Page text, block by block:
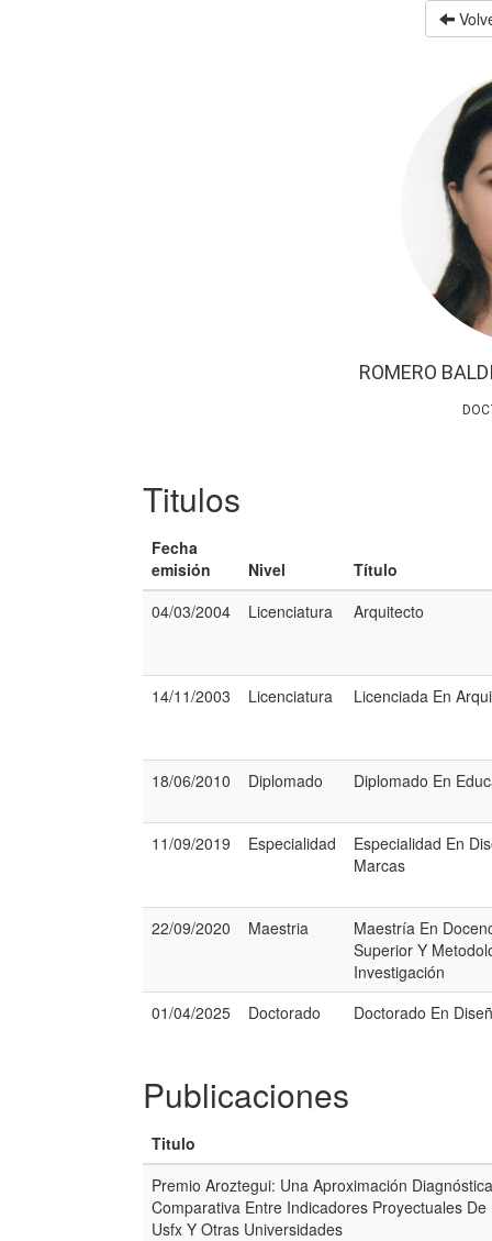
ROMERO
Titulos
Fecha
emisión
Nivel
Título
04/03/2004
Licenciatura Arquitecto
14/11/2003 Licenciatura Licenciada En
18/06/2010 Diplomado Diplomado En
11/09/2019 Especialidad
Especialidad En
Marcas
22/09/2020 Maestria
Maestría En
Superior Y
Investigación
01/04/2025
Doctorado Doctorado En
Publicaciones
Titulo
Premio Aroztegui: Una Aproximación Diagnóstica
Comparativa Entre Indicadores Proyectuales De
Usfx Y Otras Universidades